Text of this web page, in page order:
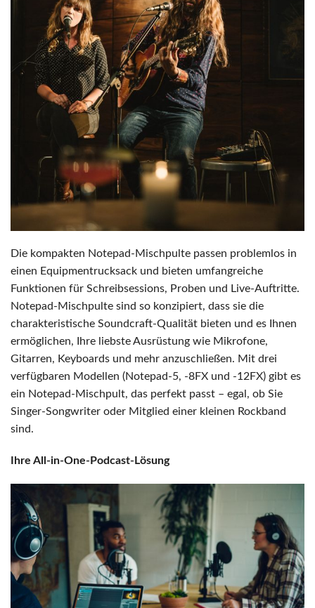
Die kompakten Notepad-Mischpulte passen problemlos in
einen Equipmentrucksack und bieten umfangreiche
Funktionen für Schreibsessions, Proben und Live-Auftritte.
Notepad-Mischpulte sind so konzipiert, dass sie die
charakteristische Soundcraft-Qualität bieten und es Ihnen
ermöglichen, Ihre liebste Ausrüstung wie Mikrofone,
Gitarren, Keyboards und mehr anzuschließen. Mit drei
verfügbaren Modellen (Notepad-5, -8FX und -12FX) gibt es
ein Notepad-Mischpult, das perfekt passt – egal, ob Sie
Singer-Songwriter oder Mitglied einer kleinen Rockband
sind.
Ihre All-in-One-Podcast-Lösung